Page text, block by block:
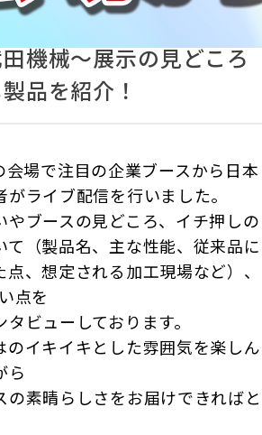
機械〜展示の見どころ
品を紹介！
場で注目の企業ブースから日本
ライブ配信を行いました。
やブースの見どころ、イチ押しの
て（製品名、主な性能、従来品に
点、想定される加工現場など）、
点を
ビューしております。
のイキイキとした雰囲気を楽しん
ら
の素晴らしさをお届けできればと